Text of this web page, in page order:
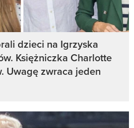
dzieci na Igrzyska
Księżniczka Charlotte
Uwagę zwraca jeden